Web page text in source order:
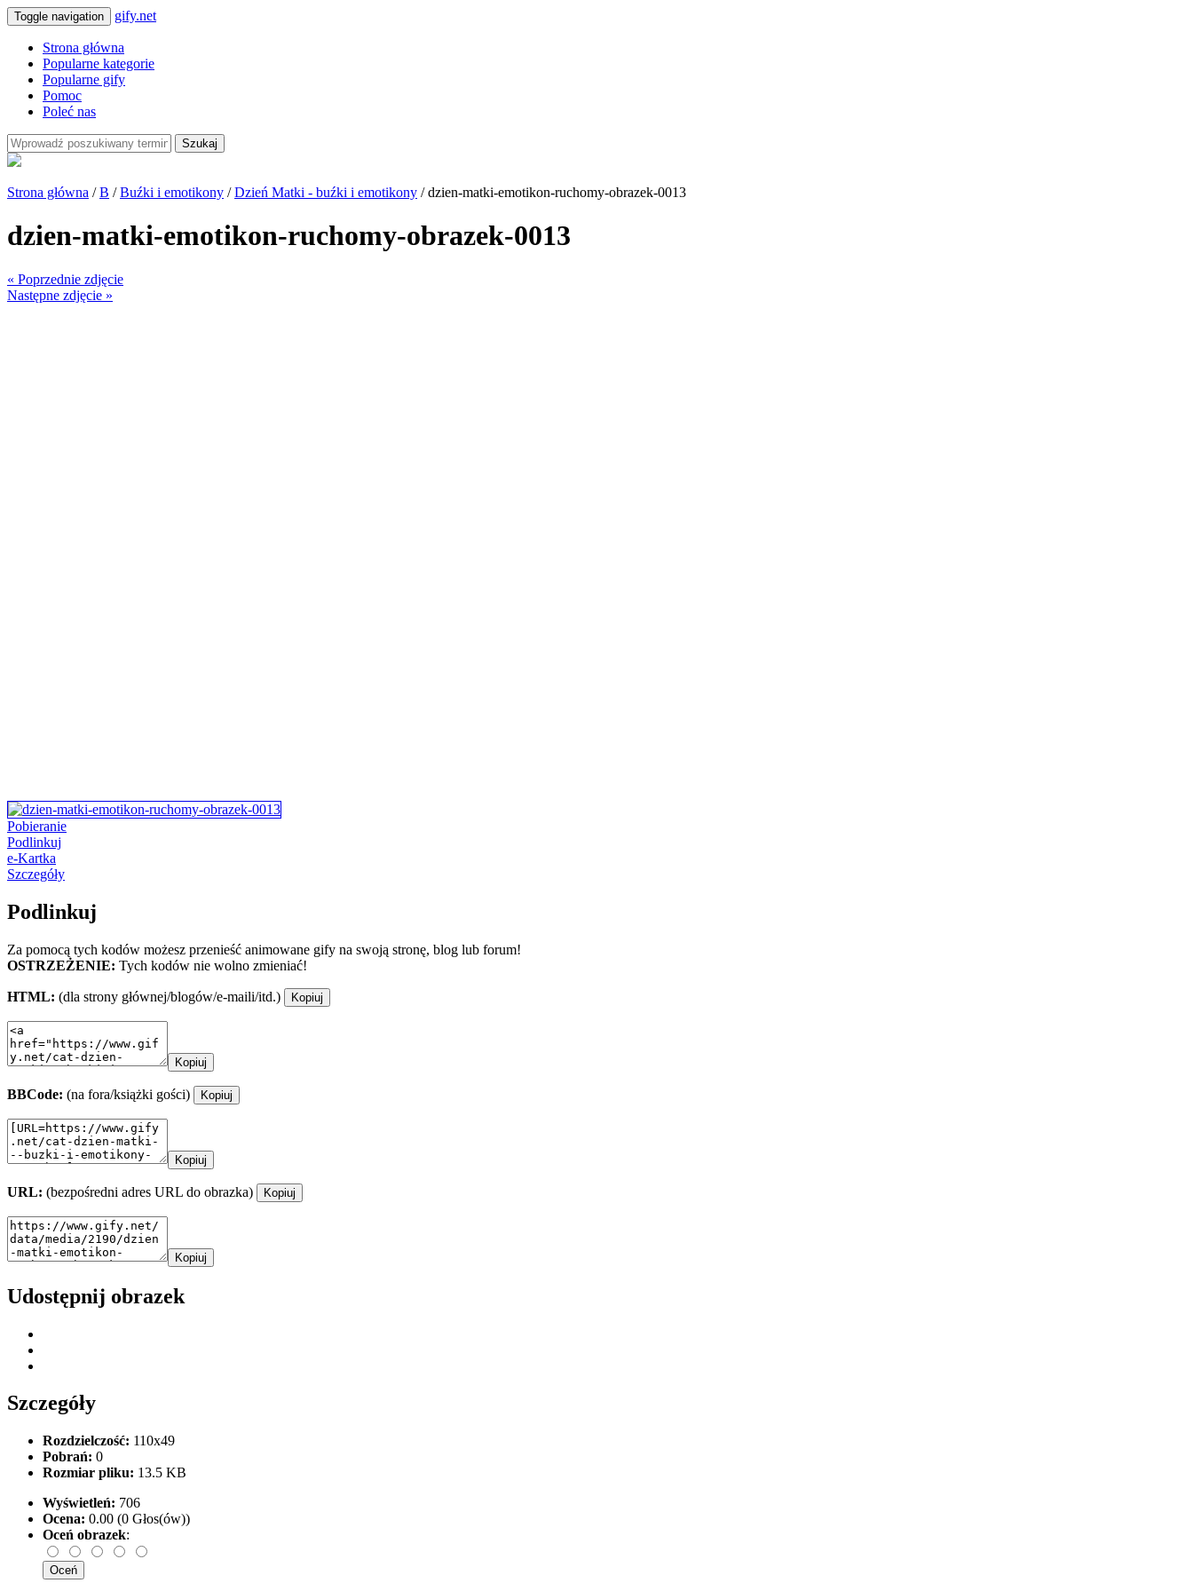
Toggle navigation gify.net
Strona główna
Popularne kategorie
Popularne gify
Pomoc
Poleć nas
Szukaj
Strona główna /B /Buźki i emotikony /Dzień Matki - buźki i emotikony / dzien-matki-emotikon-ruchomy-obrazek-0013
dzien-matki-emotikon-ruchomy-obrazek-0013
« Poprzednie zdjęcie
Następne zdjęcie »
Pobieranie
Podlinkuj
e-Kartka
Szczegóły
Podlinkuj
Za pomocą tych kodów możesz przenieść animowane gify na swoją stronę, blog lub forum!
OSTRZEŻENIE: Tych kodów nie wolno zmieniać!
HTML: (dla strony głównej/blogów/e-maili/itd.) Kopiuj
Kopiuj
BBCode: (na fora/książki gości) Kopiuj
Kopiuj
URL: (bezpośredni adres URL do obrazka) Kopiuj
Kopiuj
Udostępnij obrazek
Szczegóły
Rozdzielczość: 110x49
Pobrań: 0
Rozmiar pliku: 13.5 KB
Wyświetleń: 706
Ocena: 0.00 (0 Głos(ów))
Oceń obrazek: